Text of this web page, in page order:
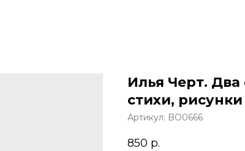
Илья Черт.
стихи,
Артикул: BO0666
850 р.